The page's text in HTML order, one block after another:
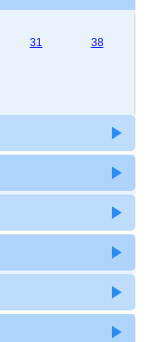
31 38